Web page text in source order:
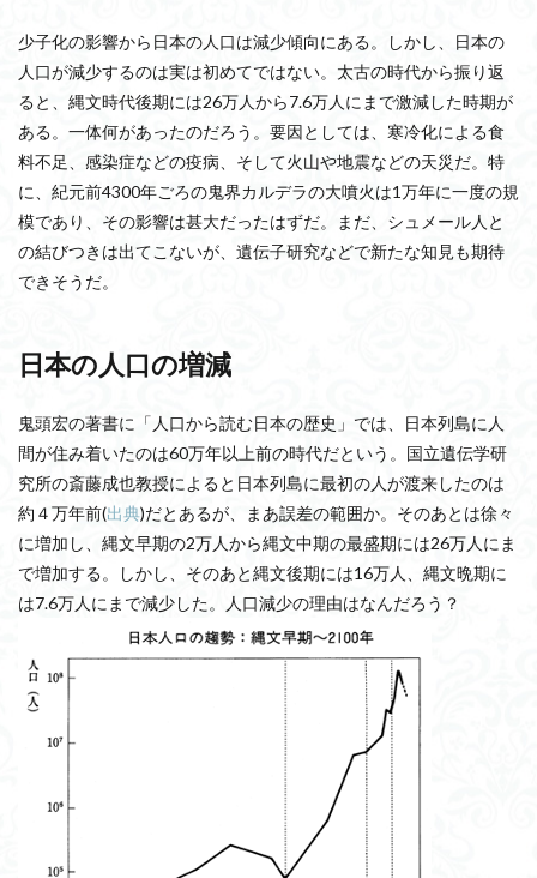
少子化の影響から日本の人口は減少傾向にある。しかし、日本の
人口が減少するのは実は初めてではない。太古の時代から振り返
ると、縄文時代後期には26万人から7.6万人にまで激減した時期が
ある。一体何があったのだろう。要因としては、寒冷化による食
料不足、感染症などの疫病、そして火山や地震などの天災だ。特
に、紀元前4300年ごろの鬼界カルデラの大噴火は1万年に一度の規
模であり、その影響は甚大だったはずだ。まだ、シュメール人と
の結びつきは出てこないが、遺伝子研究などで新たな知見も期待
できそうだ。
日本の人口の増減
鬼頭宏の著書に「人口から読む日本の歴史」では、日本列島に人
間が住み着いたのは60万年以上前の時代だという。国立遺伝学研
究所の斎藤成也教授によると日本列島に最初の人が渡来したのは
約４万年前(出典)だとあるが、まあ誤差の範囲か。そのあとは徐々
に増加し、縄文早期の2万人から縄文中期の最盛期には26万人にま
で増加する。しかし、そのあと縄文後期には16万人、縄文晩期に
は7.6万人にまで減少した。人口減少の理由はなんだろう？